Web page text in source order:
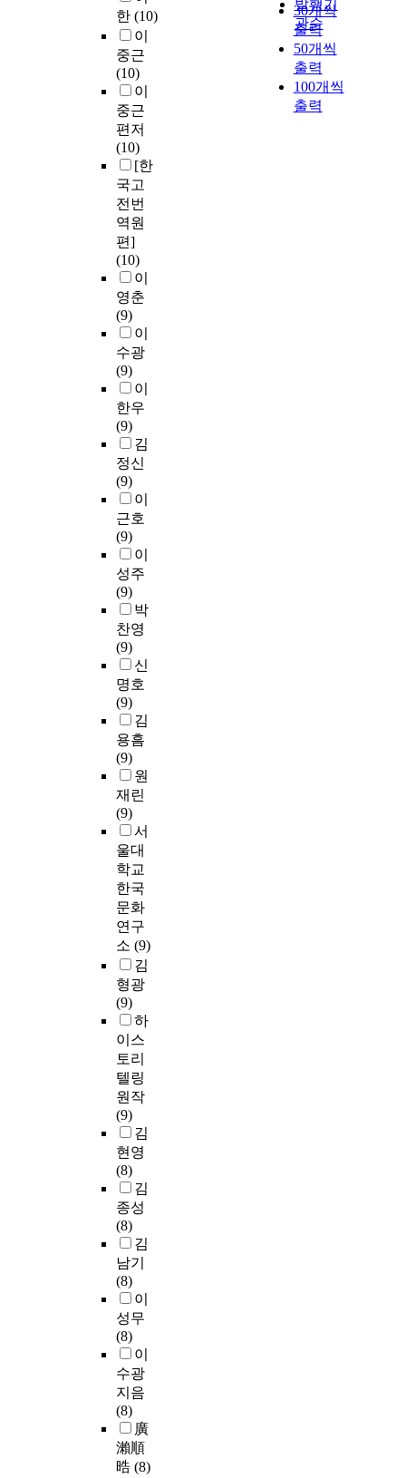
한 (10)
이
중근
(10)
이
중근
편저
(10)
[한
국고
전번
역원
편]
(10)
이
영춘
(9)
이
수광
(9)
이
한우
(9)
김
정신
(9)
이
근호
(9)
이
성주
(9)
박
찬영
(9)
신
명호
(9)
김
용흠
(9)
원
재린
(9)
서
울대
학교
한국
문화
연구
소 (9)
김
형광
(9)
하
이스
토리
텔링
원작
(9)
김
현영
(8)
김
종성
(8)
김
남기
(8)
이
성무
(8)
이
수광
지음
(8)
廣
瀨順
晧 (8)
발행기
관순
30개씩
출력
50개씩
출력
100개씩
출력